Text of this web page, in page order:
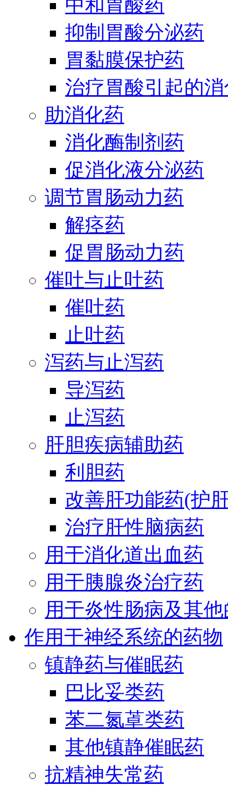
中和胃酸药
抑制胃酸分泌药
胃黏膜保护药
治疗胃酸引起的
助消化药
消化酶制剂药
促消化液分泌药
调节胃肠动力药
解痉药
促胃肠动力药
催吐与止吐药
催吐药
止吐药
泻药与止泻药
导泻药
止泻药
肝胆疾病辅助药
利胆药
改善肝功能药(护
治疗肝性脑病药
用于消化道出血药
用于胰腺炎治疗药
用于炎性肠病及其
作用于神经系统的药物
镇静药与催眠药
巴比妥类药
苯二氮䓬类药
其他镇静催眠药
抗精神失常药